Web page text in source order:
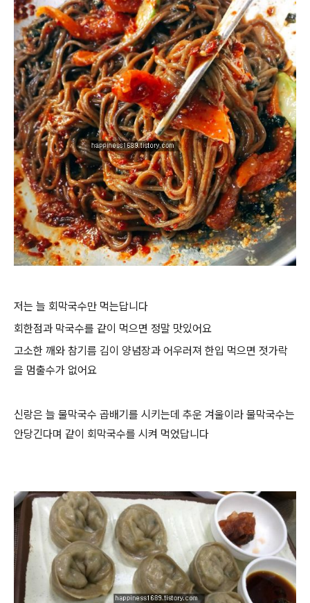
저는 늘 회막국수만 먹는답니다
회한점과 막국수를 같이 먹으면 정말 맛있어요
고소한 깨와 참기름 김이 양념장과 어우러져 한입 먹으면 젓가락
을 멈출수가 없어요
신랑은 늘 물막국수 곱배기를 시키는데 추운 겨울이라 물막국수는
안당긴다며 같이 회막국수를 시켜 먹었답니다